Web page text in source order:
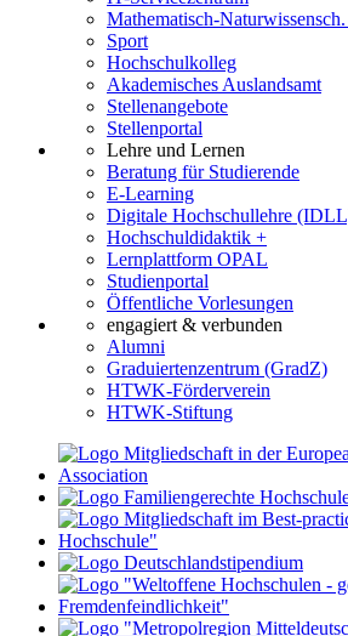
Mathematisch-
Sport
Hochschulkolleg
Akademisches Auslandsamt
Stellenangebote
Stellenportal
Lehre und Lernen
Beratung für Studierende
E-Learning
Digitale Hochschullehre
Hochschuldidaktik +
Lernplattform OPAL
Studienportal
Öffentliche Vorlesungen
engagiert & verbunden
Alumni
Graduiertenzentrum (GradZ)
HTWK-Förderverein
HTWK-Stiftung